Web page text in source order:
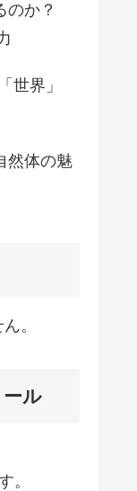
のか？
世界」
然体の魅
。
ル
。